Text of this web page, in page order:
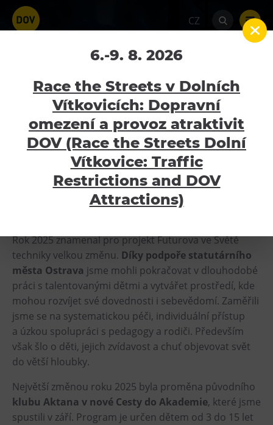
CZ
Futurova 2025 byla
rokem proměn
Aktuality
Futurova 2025 byla rokem
Atraktivity
Bolt Tower
Velký svět techniky
Malý svět techniky U6
Gong
Galerie Gong
Hornické muzeum
Heligonka
HopJump
Lezecká stěna
Národní zemědělské muzeum
Fajna Dilna
FUTUREUM
Prohlídky
Rok 2025 znamenal pro projekt Futurova ve Světě
techniky velkou změnu. Díky podpoře statutárního
města Ostrava jsme mohli pokračovat v dlouhodobé
práci s talentovanými dětmi a vytvářet prostředí, kde
mohou rozvíjet své dovednosti i sebevědomí. Zaměřili
jsme se na systematickou péči, individuální přístup
a úzkou spolupráci s pedagogy a rodiči. Především
však šlo o děti, jejich zvídavost a chuť objevovat svět
do větší hloubky.
Největší změnou roku 2025 byla proměna původního
klubu Aktana v nové Cesty do Akademie, které jsme
spustili v září. Program je určen dětem od 3 do 15 let
6.-9. 8. 2026
Race the Streets v Dolních
Vítkovicích: Dopravní
omezení a provoz atraktivit
DOV (Race the Streets Dolní
Vítkovice: Traffic
Restrictions and DOV
Attractions)